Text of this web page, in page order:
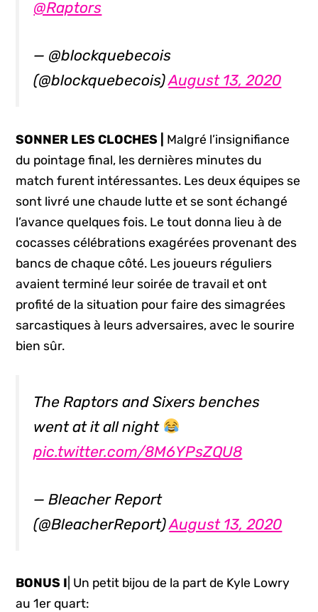
@Raptors
— @blockquebecois
(@blockquebecois)August 13, 2020
SONNER LES CLOCHES | Malgré l’insignifiance
du pointage final, les dernières minutes du
match furent intéressantes. Les deux équipes se
sont livré une chaude lutte et se sont échangé
l’avance quelques fois. Le tout donna lieu à de
cocasses célébrations exagérées provenant des
bancs de chaque côté. Les joueurs réguliers
avaient terminé leur soirée de travail et ont
profité de la situation pour faire des simagrées
sarcastiques à leurs adversaires, avec le sourire
bien sûr.
The Raptors and Sixers benches
went at it all night
pic.twitter.com/8M6YPsZQU8
— Bleacher Report
(@BleacherReport)August 13, 2020
BONUS I | Un petit bijou de la part de Kyle Lowry
au 1er quart: